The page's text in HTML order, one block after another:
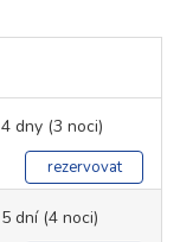
4 dny (3 noci)
rezervovat
5 dní (4 noci)